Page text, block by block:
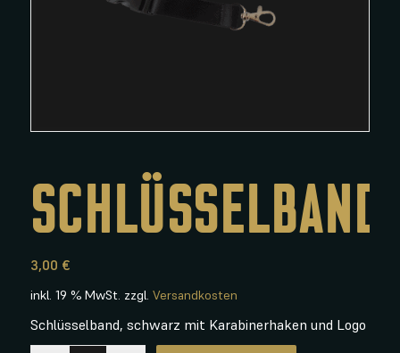
SCHLÜSSELBAND
3,00 €
inkl. 19 % MwSt. zzgl. Versandkosten
Schlüsselband, schwarz mit Karabinerhaken und Logo